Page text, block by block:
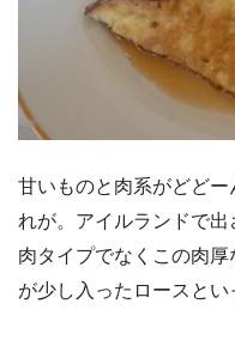
甘いものと肉系がどど
れが。アイルランドで
肉タイプでなくこの肉
が少し入ったロースとい